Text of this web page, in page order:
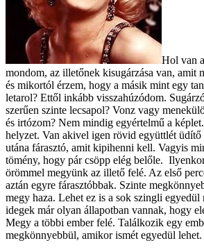
Hol van
mondom, az illetőnek kisugárzása van, amit
és mikortól érzem, hogy a másik mint egy
letarol? Ettől inkább visszahúzódom.
szerűen szinte lecsapol? Vonz vagy
és irtózom? Nem mindig egyértelmű a
helyzet. Van akivel igen rövid együttlét
utána fárasztó, amit kipihenni kell. Vagyis
tömény, hogy pár csöpp elég belőle.
örömmel megyünk az illető felé. Az első
aztán egyre fárasztóbbak. Szinte
megy haza. Lehet ez is a sok szingli egyedül
idegek már olyan állapotban vannak, hogy
Megy a többi ember felé. Találkozik egy
megkönnyebbül, amikor ismét egyedül